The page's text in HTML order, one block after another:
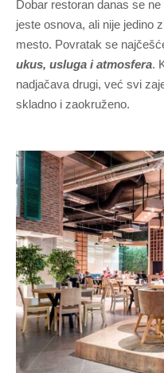
Dobar restoran danas se
jeste osnova, ali nije jedino
mesto. Povratak se
ukus, usluga i atmosfera.
nadjačava drugi, već svi
skladno i zaokruženo.